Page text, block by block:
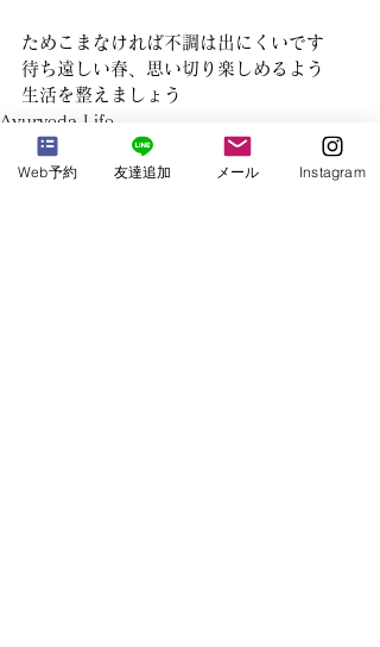
ためこまなければ不調は出にくいです
待ち遠しい春、思い切り楽しめるよう
生活を整えましょう
Ayurveda Life
Web予約 友達追加 メール Instagram